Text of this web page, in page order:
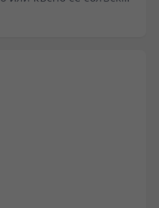
прахът не е